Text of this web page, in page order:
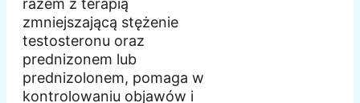
razem z terapią
zmniejszającą stężenie
testosteronu oraz
prednizonem lub
prednizolonem, pomaga w
kontrolowaniu objawów i